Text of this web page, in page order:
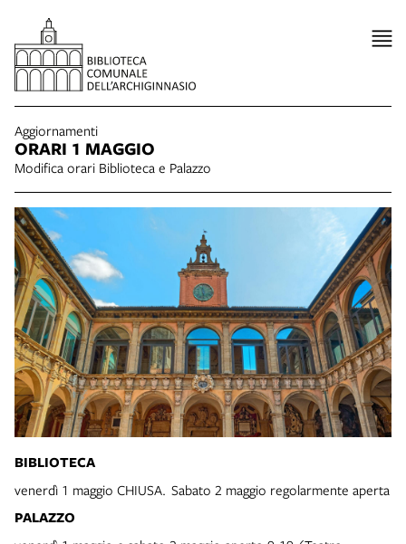
Aggiornamenti
ORARI 1 MAGGIO
Modifica orari Biblioteca e Palazzo
BIBLIOTECA
venerdì 1 maggio CHIUSA. Sabato 2 maggio regolarmente aperta
PALAZZO